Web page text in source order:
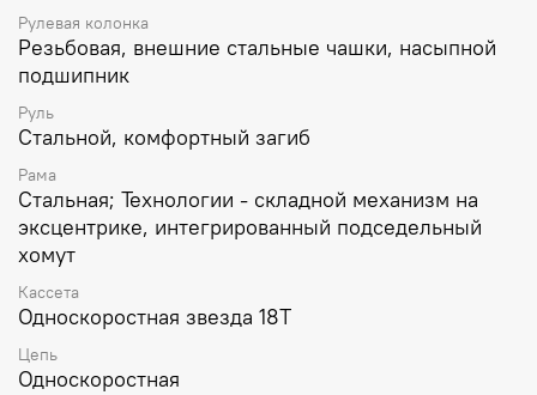
Рулевая колонка
Резьбовая, внешние стальные чашки, насыпной
подшипник
Руль
Стальной, комфортный загиб
Рама
Стальная; Технологии - складной механизм на
эксцентрике, интегрированный подседельный
хомут
Кассета
Односкоростная звезда 18Т
Цепь
Односкоростная